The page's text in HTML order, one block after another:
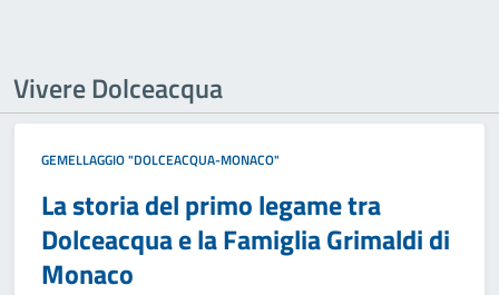
Vivere Dolceacqua
GEMELLAGGIO "DOLCEACQUA-MONACO"
La storia del primo legame tra
Dolceacqua e la Famiglia Grimaldi di
Monaco